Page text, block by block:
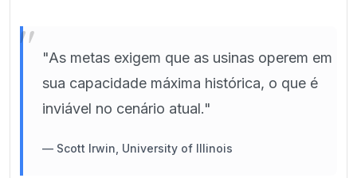
"
"As metas exigem que as usinas operem em
sua capacidade máxima histórica, o que é
inviável no cenário atual."
— Scott Irwin, University of Illinois